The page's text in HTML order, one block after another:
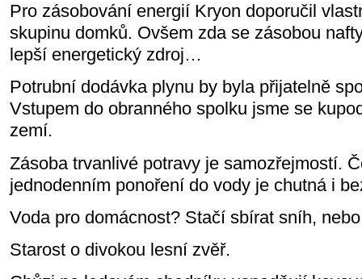
Pro zásobování energií Kryon doporučil
skupinu domků. Ovšem zda se zásobou
lepší energetický zdroj…
Potrubní dodávka plynu by byla přijatelně
Vstupem do obranného spolku jsme se
zemí.
Zásoba trvanlivé potravy je samozřejmostí.
jednodenním ponoření do vody je chutná i
Voda pro domácnost? Stačí sbírat sníh,
Starost o divokou lesní zvěř.